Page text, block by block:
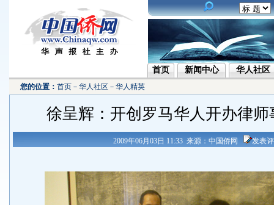
首页 新闻中心 华人社区
您的位置： 首页 － 华人社区 － 华人精英
徐呈辉：开创罗马华人开办律师
2009年06月03日 11:33 来源：中国侨网 发表